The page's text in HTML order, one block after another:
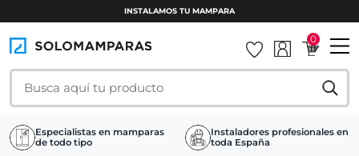
INSTALAMOS TU MAMPARA
0
Especialistas en mamparas
de todo tipo
Instaladores profesionales en
toda España